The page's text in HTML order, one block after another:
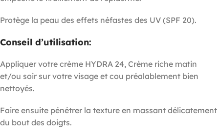
Protège la peau des effets néfastes des UV (SPF 20).
Conseil d’utilisation:
Appliquer votre crème HYDRA 24, Crème riche matin
et/ou soir sur votre visage et cou préalablement bien
nettoyés.
Faire ensuite pénétrer la texture en massant délicatement
du bout des doigts.